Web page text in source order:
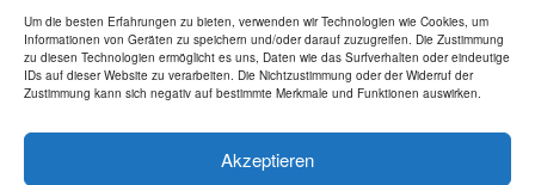
Um die besten Erfahrungen zu bieten, verwenden wir Technologien wie Cookies, um
Informationen von Geräten zu speichern und/oder darauf zuzugreifen. Die Zustimmung
zu diesen Technologien ermöglicht es uns, Daten wie das Surfverhalten oder eindeutige
IDs auf dieser Website zu verarbeiten. Die Nichtzustimmung oder der Widerruf der
Zustimmung kann sich negativ auf bestimmte Merkmale und Funktionen auswirken.
Akzeptieren
Login